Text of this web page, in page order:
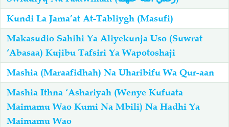
Kundi La Jama’at At-Tabliygh (Masufi)
Makasudio Sahihi Ya Aliyekunja Uso (Suwrat
‘Abasaa) Kujibu Tafsiri Ya Wapotoshaji
Mashia (Maraafidhah) Na Uharibifu Wa Qur-aan
Mashia Ithna ‘Ashariyah (Wenye Kufuata
Maimamu Wao Kumi Na Mbili) Na Hadhi Ya
Maimamu Wao